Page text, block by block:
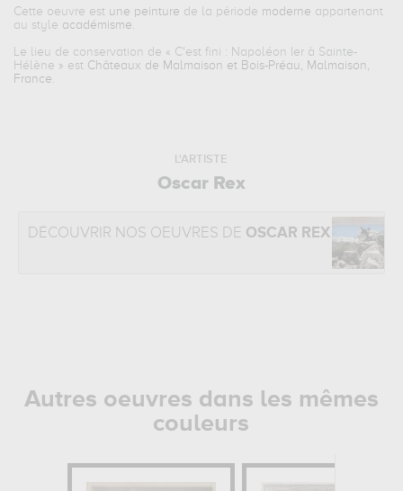
Cette oeuvre est une peinture de la période moderne appartenant
au style académisme.
Le lieu de conservation de « C'est fini : Napoléon Ier à Sainte-
Hélène » est Châteaux de Malmaison et Bois-Préau, Malmaison,
France.
L'ARTISTE
Oscar Rex
DÉCOUVRIR NOS OEUVRES DE OSCAR REX
Autres oeuvres dans les mêmes
couleurs